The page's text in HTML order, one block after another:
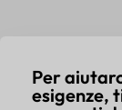
Per
esigenze,